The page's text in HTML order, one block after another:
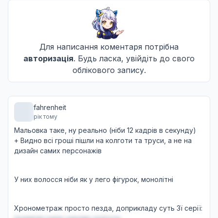
12 12 епізод
Дата уточнюється
Для написання коментаря потрібна
авторизація. Будь ласка, увійдіть до свого
облікового запису.
fahrenheit
рік тому
Мальовка таке, ну реально (ніби 12 кадрів в секунду)
+ Видно всі гроші пішли на колготи та труси, а не на
дизайн самих персонажів
У них волосся ніби як у лего фігурок, монолітні
Хронометраж просто пезда, доприкладу суть 3ї серії: